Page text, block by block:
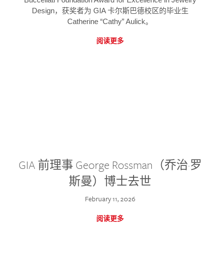
Design，获奖者为 GIA 卡尔斯巴德校区的毕业生
Catherine “Cathy” Aulick。
阅读更多
GIA 前理事 George Rossman（乔治·罗
斯曼）博士去世
February 11, 2026
阅读更多